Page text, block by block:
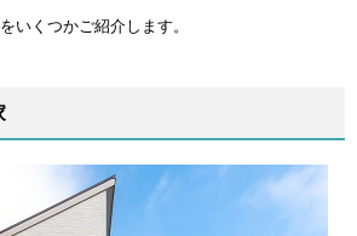
いくつかご紹介します。